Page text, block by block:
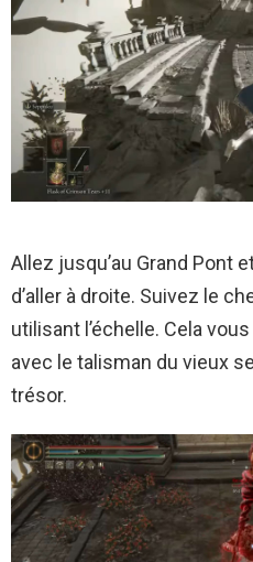
Allez jusqu’au Grand Pont
d’aller à droite. Suivez le
utilisant l’échelle. Cela
avec le talisman du vieux
trésor.